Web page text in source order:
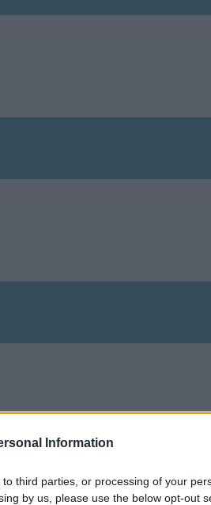
Information
third parties, or processing of your
by us, please use the below opt-out